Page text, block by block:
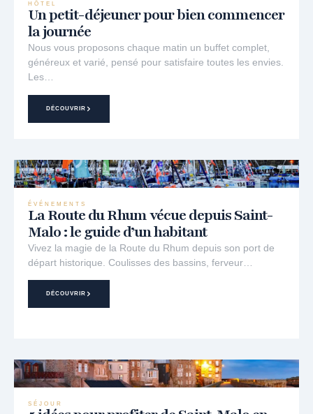
HÔTEL
Un petit-déjeuner pour bien commencer
la journée
Nous vous proposons chaque matin un buffet complet,
généreux et varié, pensé pour satisfaire toutes les envies.
Les…
DÉCOUVRIR
ÉVÉNEMENTS
La Route du Rhum vécue depuis Saint-
Malo : le guide d’un habitant
Vivez la magie de la Route du Rhum depuis son port de
départ historique. Coulisses des bassins, ferveur…
DÉCOUVRIR
SÉJOUR